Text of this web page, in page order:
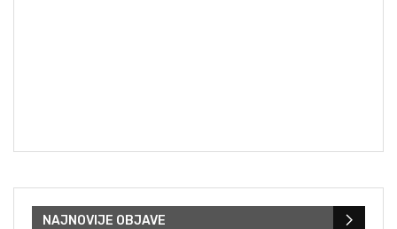
NAJNOVIJE OBJAVE